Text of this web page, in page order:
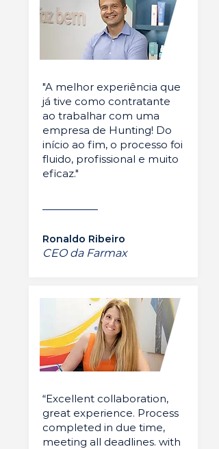
"A melhor experiência que
já tive como contratante
ao trabalhar com uma
empresa de Hunting! Do
início ao fim, o processo foi
fluido, profissional e muito
eficaz."
Ronaldo Ribeiro
CEO da Farmax
“Excellent collaboration,
great experience. Process
completed in due time,
meeting all deadlines. with